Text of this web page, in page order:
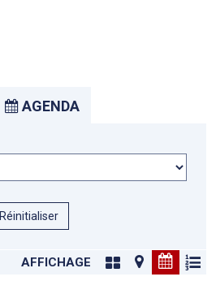
AGENDA
Réinitialiser
AFFICHAGE